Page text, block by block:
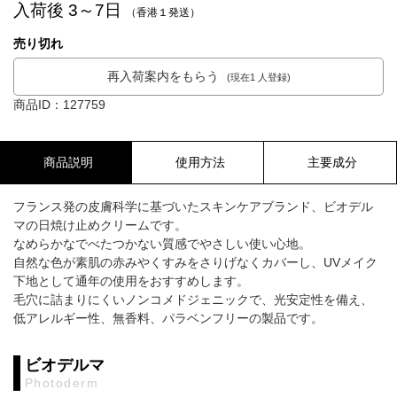
入荷後 3～7日 （香港１発送）
売り切れ
再入荷案内をもらう (現在1 人登録)
商品ID：127759
商品説明 使用方法 主要成分
フランス発の皮膚科学に基づいたスキンケアブランド、ビオデル
マの日焼け止めクリームです。
なめらかなでべたつかない質感でやさしい使い心地。
自然な色が素肌の赤みやくすみをさりげなくカバーし、UVメイク
下地として通年の使用をおすすめします。
毛穴に詰まりにくいノンコメドジェニックで、光安定性を備え、
低アレルギー性、無香料、パラベンフリーの製品です。
ビオデルマ
Photoderm